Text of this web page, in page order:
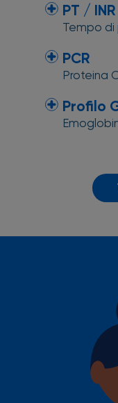
PT / INR
Tempo
PCR
Proteina
Profilo